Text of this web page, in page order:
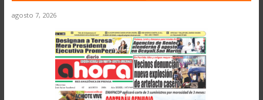
agosto 7, 2026